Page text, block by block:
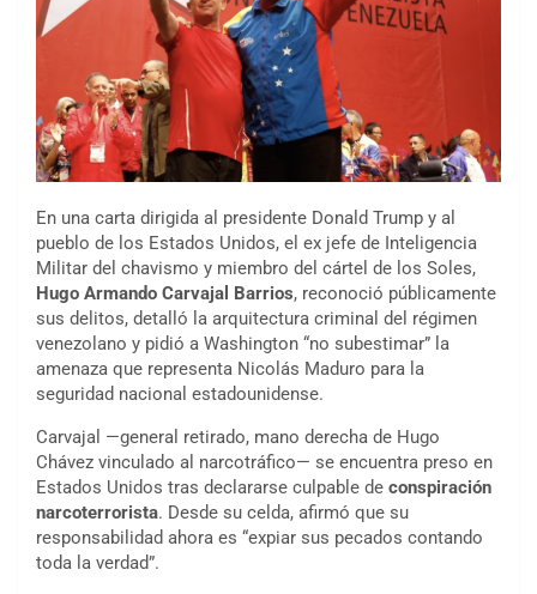
En una carta dirigida al presidente Donald Trump y al
pueblo de los Estados Unidos, el ex jefe de Inteligencia
Militar del chavismo y miembro del cártel de los Soles,
Hugo Armando Carvajal Barrios, reconoció públicamente
sus delitos, detalló la arquitectura criminal del régimen
venezolano y pidió a Washington “no subestimar” la
amenaza que representa Nicolás Maduro para la
seguridad nacional estadounidense.
Carvajal —general retirado, mano derecha de Hugo
Chávez vinculado al narcotráfico— se encuentra preso en
Estados Unidos tras declararse culpable de conspiración
narcoterrorista. Desde su celda, afirmó que su
responsabilidad ahora es “expiar sus pecados contando
toda la verdad”.